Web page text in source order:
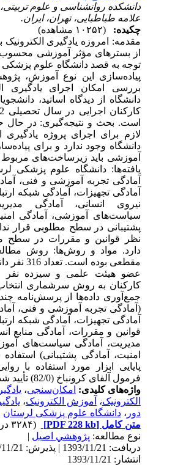
دانشکده روانشناسی و علوم تربیتی،
علامه طباطبایی، تهران، ایران.
چکیده:
مقدمه: امروزه یادگیری الکترونیک
از بسترهای مؤثر آموزشی محسوب
توجه به قصد دانشگاه علوم پزشکی
پیاده‌سازی این نوع آموزش،
بررسی امکان اجرای یادگیری
دانشگاه از دیدگاه اساتید،
است. بحث و نتیجه‌گیری: در حال
لازم برای اجرای پروژه یادگیری
دانشگاه وجود ندارد و برای
آموزشی باید زیرساخت‌های مربوط
یافته‌ها: دانشگاه علوم پزشکی
آمادگی تجربه آموزشی و فنی،
آمادگی تجهیزات، آمادگی شبکه
نیروی انسانی، آمادگی
سیاست‌های آموزشی، آمادگی
پشتیبانی در سطح مطلوبی قرار
نظر قوانین و مقررات در سطح
دارد. مواد و روش‌ها: روش
عضو هیئت علمی و سیزده نفر از
کارکنان به روش سرشماری انتخاب
جمع‌آوری داده‌ها از پرسش‌نامه چند
(آمادگی تجربه آموزشی و فنی،
آمادگی تجهیزات، آمادگی شبکه
قوانین و مقررات، آمادگی منابع
مدیریت، آمادگی سیاست‌های
امنیت، آمادگی پشتیبانی) استفاده
پایایی ابزار مورد استفاده با
فرمول آلفای کرونباخ (82/0) تأیید شد.
واژه‌های کلیدی:امکان‌سنجی،
الکترونیک،آموزش الکترونیک،
دور، دانشگاه علوم پزشکی لرستان
متن کامل[PDF 228 kb]
نوع مطالعه:پژوهشي اصیل|
انتشار: 1393/11/21